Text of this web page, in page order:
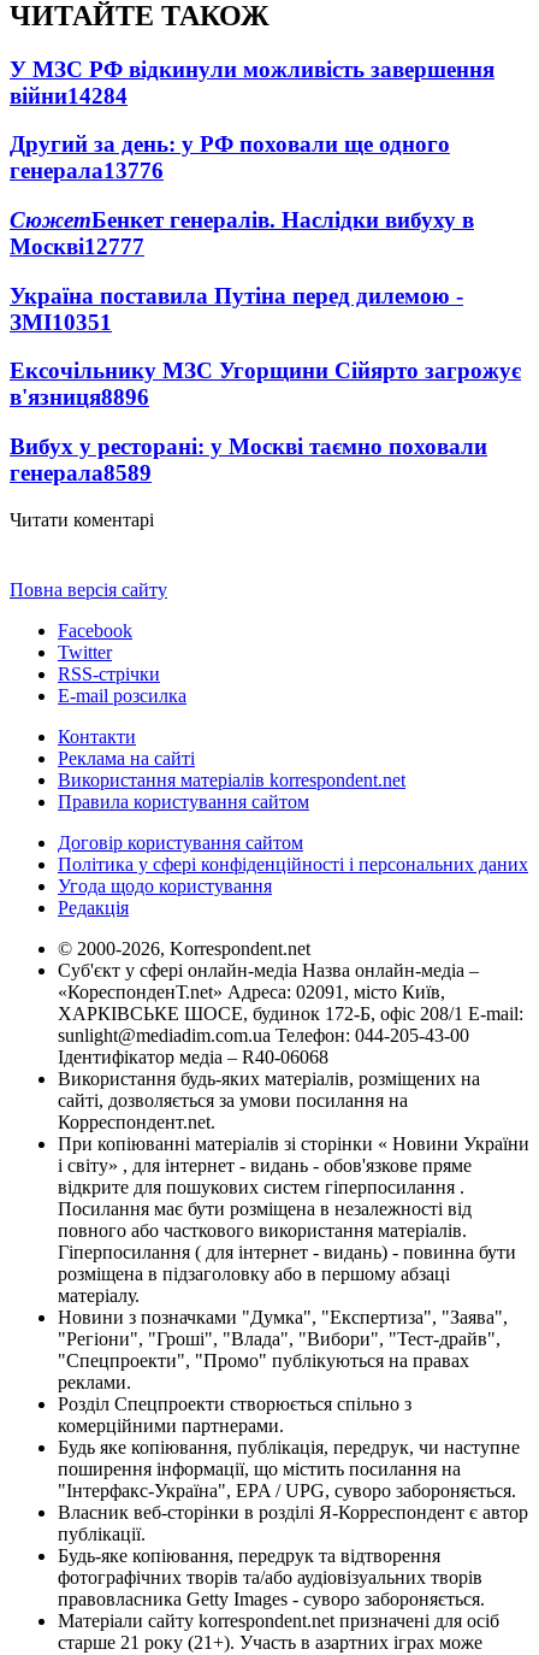
ЧИТАЙТЕ ТАКОЖ
У МЗС РФ відкинули можливість завершення
війни14284
Другий за день: у РФ поховали ще одного
генерала13776
СюжетБенкет генералів. Наслідки вибуху в
Москві12777
Україна поставила Путіна перед дилемою -
ЗМІ10351
Ексочільнику МЗС Угорщини Сійярто загрожує
в'язниця8896
Вибух у ресторані: у Москві таємно поховали
генерала8589
Читати коментарі
Повна версія сайту
Facebook
Twitter
RSS-стрічки
E-mail розсилка
Контакти
Реклама на сайті
Використання матеріалів korrespondent.net
Правила користування сайтом
Договір користування сайтом
Політика у сфері конфіденційності і персональних даних
Угода щодо користування
Редакція
© 2000-2026, Korrespondent.net
Суб'єкт у сфері онлайн-медіа Назва онлайн-медіа –
«КореспонденТ.net» Адреса: 02091, місто Київ,
ХАРКІВСЬКЕ ШОСЕ, будинок 172-Б, офіс 208/1 E-mail:
sunlight@mediadim.com.ua Телефон: 044-205-43-00
Ідентифікатор медіа – R40-06068
Використання будь-яких матеріалів, розміщених на
сайті, дозволяється за умови посилання на
Корреспондент.net.
При копіюванні матеріалів зі сторінки « Новини України
і світу» , для інтернет - видань - обов'язкове пряме
відкрите для пошукових систем гіперпосилання .
Посилання має бути розміщена в незалежності від
повного або часткового використання матеріалів.
Гіперпосилання ( для інтернет - видань) - повинна бути
розміщена в підзаголовку або в першому абзаці
матеріалу.
Новини з позначками "Думка", "Експертиза", "Заява",
"Регіони", "Гроші", "Влада", "Вибори", "Тест-драйв",
"Спецпроекти", "Промо" публікуються на правах
реклами.
Розділ Спецпроекти створюється спільно з
комерційними партнерами.
Будь яке копіювання, публікація, передрук, чи наступне
поширення інформації, що містить посилання на
"Інтерфакс-Україна", EPA / UPG, суворо забороняється.
Власник веб-сторінки в розділі Я-Корреспондент є автор
публікації.
Будь-яке копіювання, передрук та відтворення
фотографічних творів та/або аудіовізуальних творів
правовласника Getty Images - суворо забороняється.
Матеріали сайту korrespondent.net призначені для осіб
старше 21 року (21+). Участь в азартних іграх може